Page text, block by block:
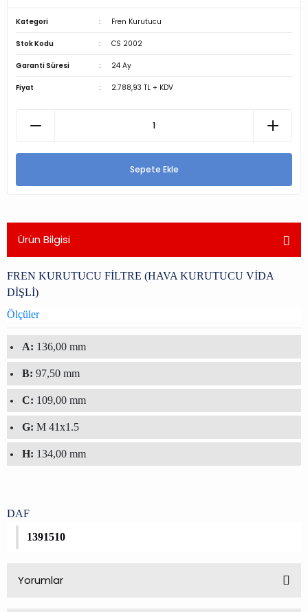
Kategori Fren Kurutucu
Stok Kodu CS 2002
Garanti Süresi 24 Ay
Fiyat 2.788,93 TL + KDV
Sepete Ekle
Ürün Bilgisi
FREN KURUTUCU FİLTRE (HAVA KURUTUCU VİDA
DİŞLİ)
Ölçüler
A: 136,00 mm
B: 97,50 mm
C: 109,00 mm
G: M 41x1.5
H: 134,00 mm
DAF
1391510
Yorumlar